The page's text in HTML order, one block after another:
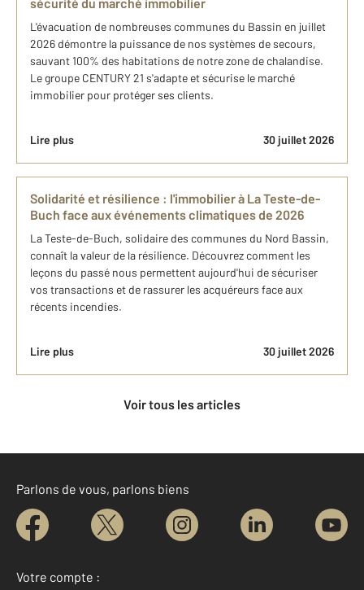
L'évacuation de nombreuses communes du Bassin en juillet
2026 démontre la puissance de nos systèmes de secours,
sauvant 100% des habitations de notre zone de chalandise.
Le groupe CENTURY 21 s'adapte et sécurise le marché
immobilier pour protéger ses clients.
Lire plus 30 juillet 2026
Solidarité et résilience : l'immobilier à La Teste-de-
Buch face aux événements climatiques de 2026
La Teste-de-Buch, solidaire des communes du Nord Bassin,
connaît la valeur de la résilience. Découvrez comment les
leçons du passé nous permettent aujourd'hui de sécuriser
vos transactions et de rassurer les acquéreurs face aux
récents incendies.
Lire plus 30 juillet 2026
Voir tous les articles
Parlons de vous, parlons biens
Votre compte :